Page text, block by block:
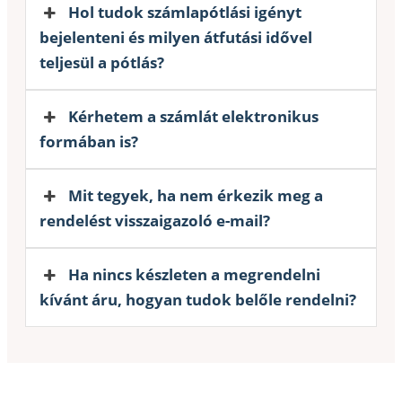
Hol tudok számlapótlási igényt
bejelenteni és milyen átfutási idővel
teljesül a pótlás?
Kérhetem a számlát elektronikus
formában is?
Mit tegyek, ha nem érkezik meg a
rendelést visszaigazoló e-mail?
Ha nincs készleten a megrendelni
kívánt áru, hogyan tudok belőle rendelni?